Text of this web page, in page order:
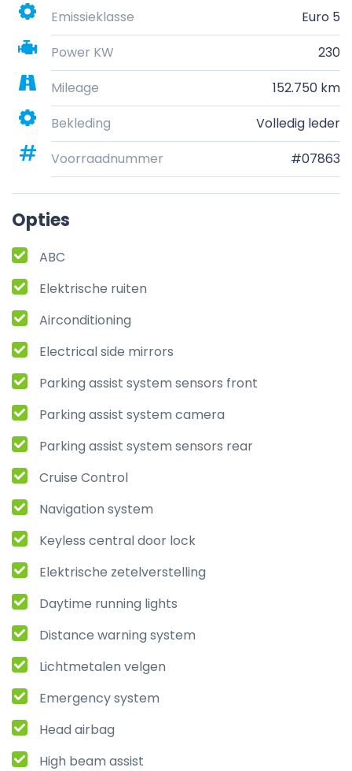
Emissieklasse
Euro 5
Power KW
230
Mileage
152.750 km
Bekleding
Volledig leder
Voorraadnummer
#07863
Opties
ABC
Elektrische ruiten
Airconditioning
Electrical side mirrors
Parking assist system sensors front
Parking assist system camera
Parking assist system sensors rear
Cruise Control
Navigation system
Keyless central door lock
Elektrische zetelverstelling
Daytime running lights
Distance warning system
Lichtmetalen velgen
Emergency system
Head airbag
High beam assist